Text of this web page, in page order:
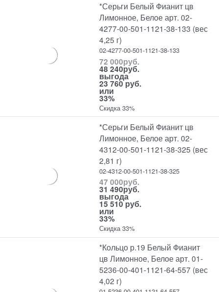
*Серьги Белый Фианит цв
Лимонное, Белое арт. 02-
4277-00-501-1121-38-133 (вес
4,25 г)
02-4277-00-501-1121-38-133
72 000руб.
48 240руб.
выгода
23 760 руб.
или
33%
Скидка 33%
*Серьги Белый Фианит цв
Лимонное, Белое арт. 02-
4312-00-501-1121-38-325 (вес
2,81 г)
02-4312-00-501-1121-38-325
47 000руб.
31 490руб.
выгода
15 510 руб.
или
33%
Скидка 33%
*Кольцо р.19 Белый Фианит
цв Лимонное, Белое арт. 01-
5236-00-401-1121-64-557 (вес
4,02 г)